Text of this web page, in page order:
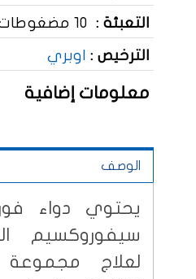
التعبئة : 10 مضغوطات ملبسة بالفيلم
الترخيص : اوبري
معلومات إضافية
الوصف
يحتوي دواء
سيفوروكسيم
لعلاج